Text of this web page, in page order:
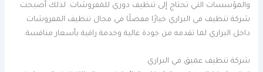
والمؤسسات التي تحتاج إلى تنظيف دوري للمفروشات. لذلك أصبحت
شركة تنظيف في البراري خيارًا مفضلًا في مجال تنظيف المفروشات
داخل البراري لما تقدمه من جودة عالية وخدمة راقية بأسعار منافسة.
شركة تنظيف عميق في البراري